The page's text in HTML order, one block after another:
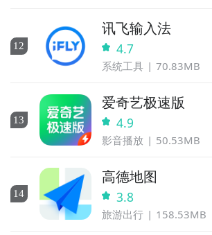
12
讯飞输入法
4.7
系统工具 70.83MB
13
爱奇艺极速版
4.9
影音播放 50.53MB
14
高德地图
3.8
旅游出行 158.53MB